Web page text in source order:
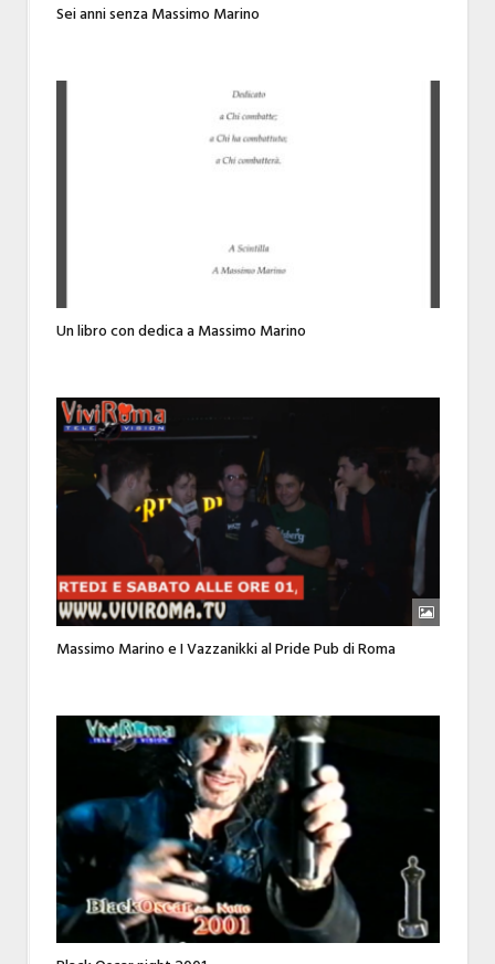
Sei anni senza Massimo Marino
Un libro con dedica a Massimo Marino
Massimo Marino e I Vazzanikki al Pride Pub di Roma